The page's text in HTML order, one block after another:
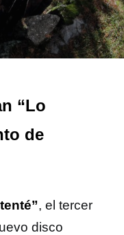
“Lo
de
, el tercer
disco